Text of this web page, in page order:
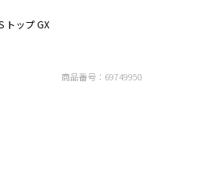
トップ GX
商品番号： 69749950